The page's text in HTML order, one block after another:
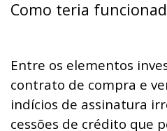
Como teria
Entre os elementos
contrato de compra e
indícios de assinatura
cessões de crédito que